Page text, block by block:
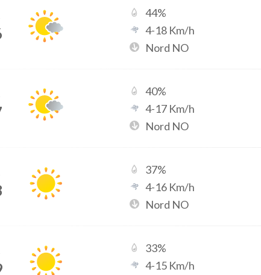
44%
4-18 Km/h
Nord NO
40%
4-17 Km/h
Nord NO
37%
4-16 Km/h
Nord NO
33%
4-15 Km/h